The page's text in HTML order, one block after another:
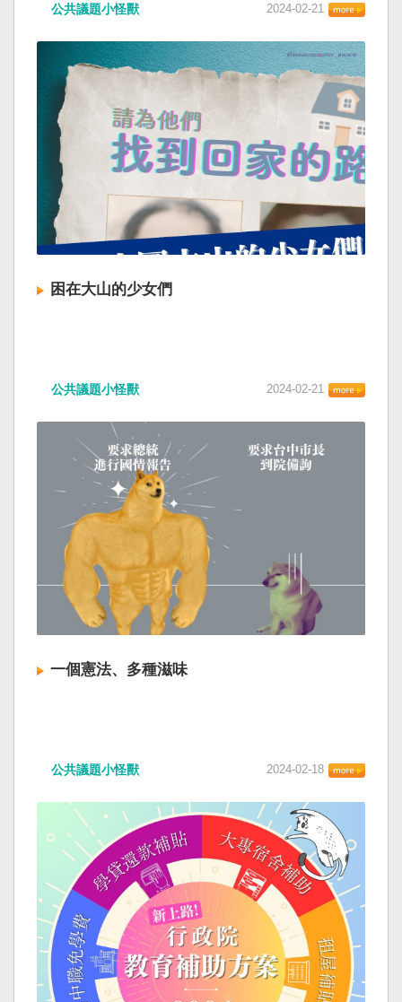
公共議題小怪獸 2024-02-21
困在大山的少女們
公共議題小怪獸 2024-02-21
一個憲法、多種滋味
公共議題小怪獸 2024-02-18